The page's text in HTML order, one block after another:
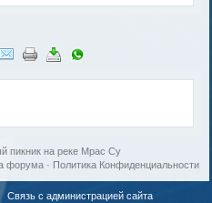
пикник на реке Мрас Су
Политика Конфиденциальности
форума·
Связь с администрацией сайта